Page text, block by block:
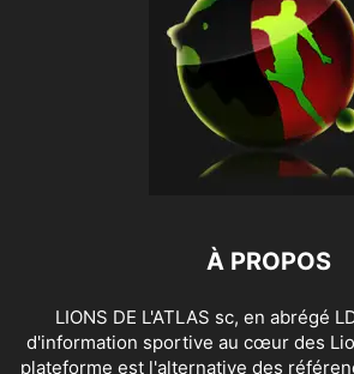
À PROPOS
LIONS DE L'ATLAS sc, en abrégé
d'information sportive au cœur des
plateforme est l'alternative des